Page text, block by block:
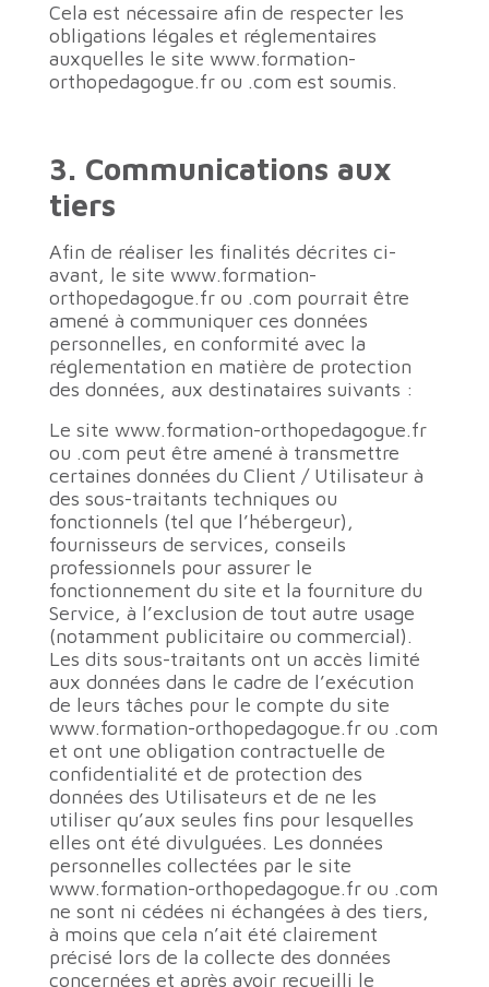
Cela est nécessaire afin de respecter les
obligations légales et réglementaires
auxquelles le site www.formation-
orthopedagogue.fr ou .com est soumis.
3. Communications aux
tiers
Afin de réaliser les finalités décrites ci-
avant, le site www.formation-
orthopedagogue.fr ou .com pourrait être
amené à communiquer ces données
personnelles, en conformité avec la
réglementation en matière de protection
des données, aux destinataires suivants :
Le site www.formation-orthopedagogue.fr
ou .com peut être amené à transmettre
certaines données du Client / Utilisateur à
des sous-traitants techniques ou
fonctionnels (tel que l’hébergeur),
fournisseurs de services, conseils
professionnels pour assurer le
fonctionnement du site et la fourniture du
Service, à l’exclusion de tout autre usage
(notamment publicitaire ou commercial).
Les dits sous-traitants ont un accès limité
aux données dans le cadre de l’exécution
de leurs tâches pour le compte du site
www.formation-orthopedagogue.fr ou .com
et ont une obligation contractuelle de
confidentialité et de protection des
données des Utilisateurs et de ne les
utiliser qu’aux seules fins pour lesquelles
elles ont été divulguées. Les données
personnelles collectées par le site
www.formation-orthopedagogue.fr ou .com
ne sont ni cédées ni échangées à des tiers,
à moins que cela n’ait été clairement
précisé lors de la collecte des données
concernées et après avoir recueilli le